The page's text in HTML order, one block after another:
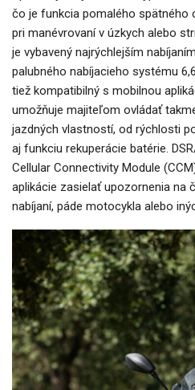
čo je funkcia pomalého spätného
pri manévrovaní v úzkych alebo
je vybavený najrýchlejším
palubného nabíjacieho systému
tiež kompatibilný s mobilnou
umožňuje majiteľom ovládať
jazdných vlastností, od rýchlosti
aj funkciu rekuperácie batérie.
Cellular Connectivity Module
aplikácie zasielať upozornenia na
nabíjaní, páde motocykla alebo